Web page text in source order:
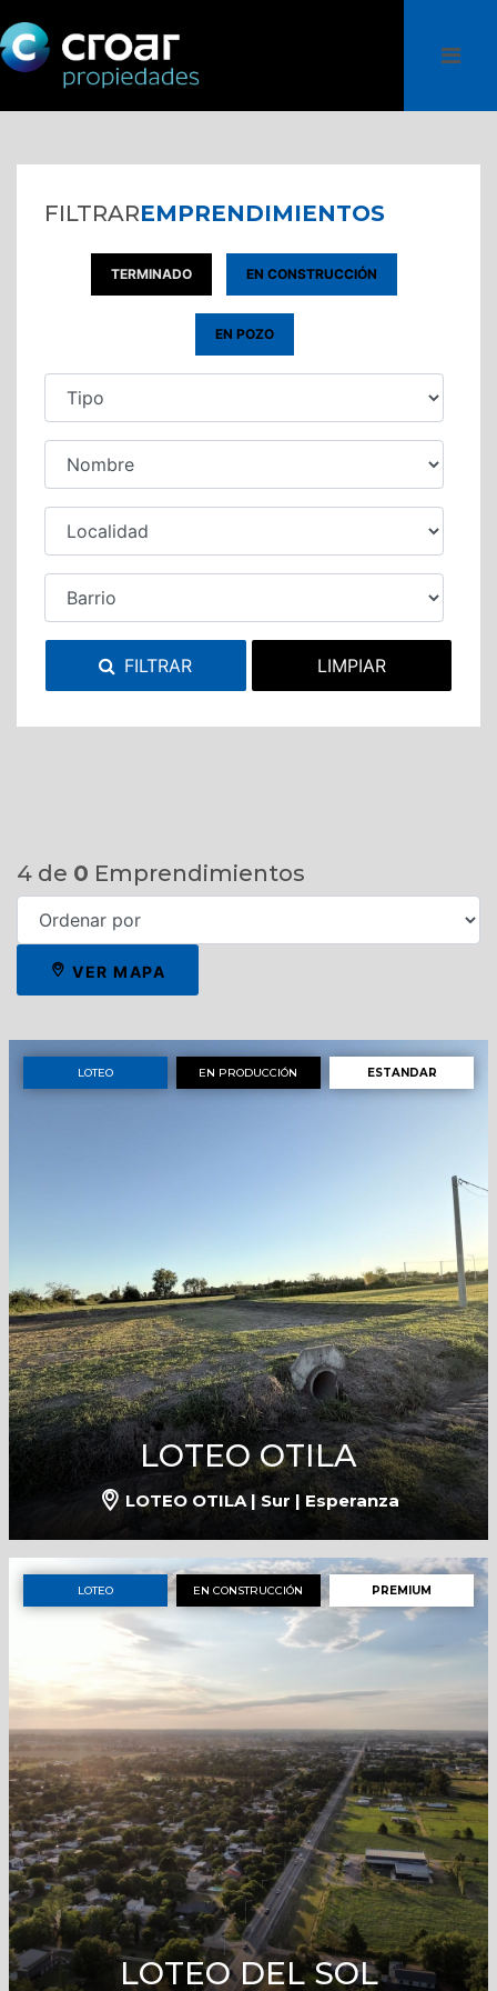
FILTRAREMPRENDIMIENTOS
TERMINADO EN CONSTRUCCIÓN
EN POZO
FILTRAR LIMPIAR
4 de 0 Emprendimientos
VER MAPA
LOTEO EN PRODUCCIÓN ESTANDAR
LOTEO OTILA
LOTEO OTILA | Sur | Esperanza
LOTEO EN CONSTRUCCIÓN PREMIUM
LOTEO DEL SOL